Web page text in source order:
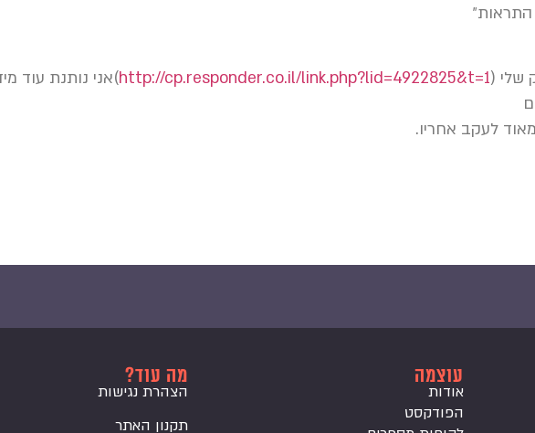
שלי (http://cp.responder.co.il/link.php?lid=4922825&t=1)אני נותנת עוד
לעקב אחריו.
עוצמה
אודות
הפודקסט
מה עוד?
הצהרת נגישות
תקנון האתר